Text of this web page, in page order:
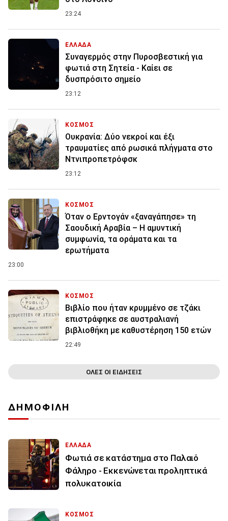
23:24
ΕΛΛΑΔΑ
Συναγερμός στην Πυροσβεστική για
φωτιά στη Σητεία - Καίει σε
δυσπρόσιτο σημείο
23:12
ΚΟΣΜΟΣ
Ουκρανία: Δύο νεκροί και έξι
τραυματίες από ρωσικά πλήγματα στο
Ντνιπροπετρόφσκ
23:12
ΚΟΣΜΟΣ
Όταν ο Ερντογάν «ξαναγάπησε» τη
Σαουδική Αραβία – Η αμυντική
συμφωνία, τα οράματα και τα
ερωτήματα
23:00
ΚΟΣΜΟΣ
Βιβλίο που ήταν κρυμμένο σε τζάκι
επιστράφηκε σε αυστραλιανή
βιβλιοθήκη με καθυστέρηση 150 ετών
22:49
ΟΛΕΣ ΟΙ ΕΙΔΗΣΕΙΣ
ΔΗΜΟΦΙΛΗ
ΕΛΛΑΔΑ
Φωτιά σε κατάστημα στο Παλαιό
Φάληρο - Εκκενώνεται προληπτικά
πολυκατοικία
ΚΟΣΜΟΣ